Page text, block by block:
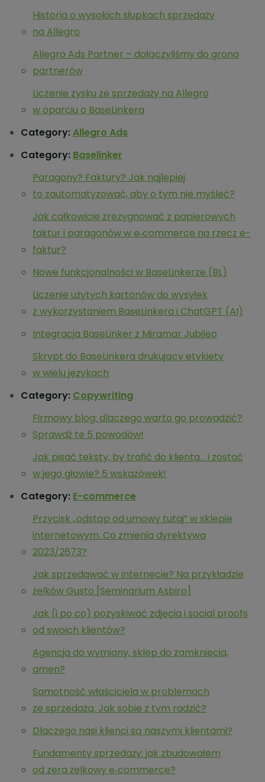
Historia o wysokich słupkach sprzedaży
na Allegro
Allegro Ads Partner – dołączyliśmy do grona
partnerów
Liczenie zysku ze sprzedaży na Allegro
w oparciu o BaseLinkera
Category:Allegro Ads
Category: Baselinker
Paragony? Faktury? Jak najlepiej
to zautomatyzować, aby o tym nie myśleć?
Jak całkowicie zrezygnować z papierowych
faktur i paragonów w e‑commerce na rzecz e-
faktur?
Nowe funkcjonalności w BaseLinkerze (BL)
Liczenie użytych kartonów do wysyłek
z wykorzystaniem BaseLinkera i ChatGPT (AI)
Integracja BaseLinker z Miramar Jubileo
Skrypt do BaseLinkera drukujący etykiety
w wielu językach
Category: Copywriting
Firmowy blog: dlaczego warto go prowadzić?
Sprawdź te 5 powodów!
Jak pisać teksty, by trafić do klienta… i zostać
w jego głowie? 5 wskazówek!
Category: E-commerce
Przycisk „odstąp od umowy tutaj” w sklepie
internetowym. Co zmienia dyrektywa
2023/2673?
Jak sprzedawać w internecie? Na przykładzie
żelków Gusto [Seminarium Asbiro]
Jak (i po co) pozyskiwać zdjęcia i social proofs
od swoich klientów?
Agencja do wymiany, sklep do zamknięcia,
amen?
Samotność właściciela w problemach
ze sprzedażą. Jak sobie z tym radzić?
Dlaczego nasi klienci są naszymi klientami?
Fundamenty sprzedaży: jak zbudowałem
od zera żelkowy e‑commerce?